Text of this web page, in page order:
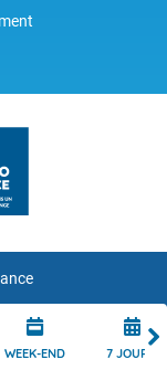
WEEK-END 7 JOURS